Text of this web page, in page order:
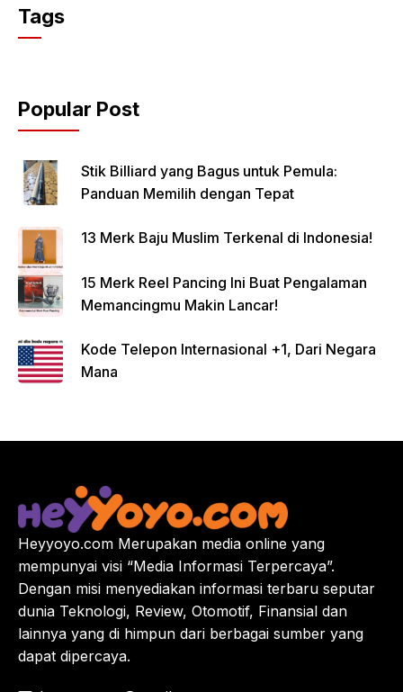
Tags
Popular Post
Stik Billiard yang Bagus untuk Pemula:
Panduan Memilih dengan Tepat
13 Merk Baju Muslim Terkenal di Indonesia!
15 Merk Reel Pancing Ini Buat Pengalaman
Memancingmu Makin Lancar!
Kode Telepon Internasional +1, Dari Negara
Mana
Heyyoyo.com Merupakan media online yang
mempunyai visi “Media Informasi Terpercaya”.
Dengan misi menyediakan informasi terbaru seputar
dunia Teknologi, Review, Otomotif, Finansial dan
lainnya yang di himpun dari berbagai sumber yang
dapat dipercaya.